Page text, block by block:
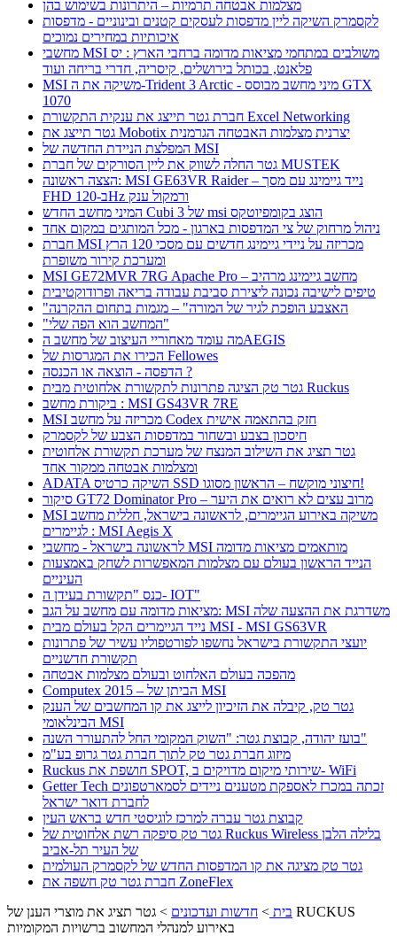
מצלמות אבטחה תרמיות – היתרונות בשימוש בהן
לקסמרק השיקה ליין מדפסות לעסקים קטנים ובינוניים - מדפסות
איכותיות במחירים נמוכים
מחשבי MSI משולבים במתחמי מציאות מדומה ברחבי הארץ : יס
פלאנט, בכותל בירושלים, קיסריה, חדרי בריחה ועוד
MSI משיקה את ה-Trident 3 Arctic - מיני מחשב מבוסס GTX
1070
חברת גטר תייצג את ענקית התקשורת Excel Networking
גטר תייצג את Mobotix יצרנית מצלמות האבטחה הגרמנית
המפלצת הניידת החדשה של MSI
גטר החלה לשווק את ליין הסורקים של חברת MUSTEK
הצצה ראשונה: MSI GE63VR Raider – נייד גיימינג עם מסך
FHD ב-120Hz ורמקול ענק
המיני מחשב החדש Cubi 3 של msi הוצג בקומפיוטקס
ניהול מרחוק של צי המדפסות בארגון - מכל המותגים במקום אחד
חברת MSI מכריזה על ניידי גיימינג חדשים עם מסכי 120 הרץ
ומערכת קירור משופרת
MSI GE72MVR 7RG Apache Pro – מחשב גיימינג מרהיב
טיפים לישיבה נכונה ליצירת סביבת עבודה בריאה ופרודוקטיבית
"האצבע הופכת לגיר של המורה" – מגמות בתחום ההקרנה
"המחשב הוא הפה שלי"
מה עומד מאחוריי העיצוב של מחשב הAEGIS
הכירו את המגרסות של Fellowes
הדפסה - הוצאה או הכנסה ?
גטר טק הציגה פתרונות לתקשורת אלחוטית מבית Ruckus
ביקורת מחשב : MSI GS43VR 7RE
MSI מכריזה על מחשב Codex חזק בהתאמה אישית
חיסכון בצבע ובשחור במדפסות הצבע של לקסמרק
גטר תציג את השילוב המנצח של מערכת תקשורת אלחוטית
ומצלמות אבטחה ממקור אחד
ADATA השיקה כרטיס SSD חיצוני מוקשח – הראשון מסוגו!
סיקור GT72 Dominator Pro – מרוב עצים לא רואים את היער
MSI משיקה באירוע הגיימרים, לראשונה בישראל, חללית מחשב
לגיימרים : MSI Aegis X
לראשונה בישראל - מחשבי MSI מותאמים מציאות מדומה
הנייד הראשון בעולם עם מצלמות המאפשרות לשחק באמצעות
העיניים
כנס "תקשורת בעידן ה- IOT"
מציאות מדומה עם מחשב על הגב: MSI משדרגת את ההצעה שלה
נייד הגיימרים הקל בעולם מבית MSI - MSI GS63VR
יועצי התקשורת בישראל נחשפו לפורטפוליו עשיר של פתרונות
תקשורת חדשניים
מהפכה בעולם האלחוט ובעולם מצלמות אבטחה
Computex 2015 – הביתן של MSI
גטר טק, קיבלה את הזיכיון לייצג את קו המחשבים של הענק
הבינלאומי MSI
בועז יהודה, קבוצת גטר: "השוק המקומי החל להתעורר השנה"
מיזוג חברת גטר טק לתוך חברת גטר גרופ בע"מ
Ruckus חושפת את SPOT, שירותי מיקום מדויקים ב- WiFi
Getter Tech זכתה במכרז לאספקת מטענים ניידים לסמארטפונים
לחברת דואר ישראל
קבוצת גטר עברה למרכז לוגיסטי חדש בראש העין
גטר טק סיפקה רשת אלחוטית של Ruckus Wireless בלילה הלבן
של העיר תל-אביב
גטר טק מציגה את קו המדפסות החדש של לקסמרק העולמית
חברת גטר טק חשפה את ZoneFlex
בית > חדשות ועדכונים > גטר תציג את מוצרי הענן של RUCKUS
באירוע למנהלי המחשוב ברשויות המקומיות